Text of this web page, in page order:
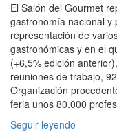
El Salón del Gourmet
gastronomía nacional y
representación de
gastronómicas y en el
(+6,5% edición
reuniones de trabajo,
Organización
feria unos 80.000
Seguir leyendo